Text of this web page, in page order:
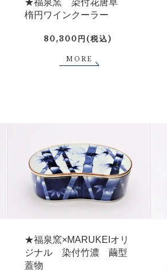
★福泉窯 染付花唐草
楕円ワインクーラー
80,300円(税込)
MORE
★福泉窯×MARUKEIオリ
ジナル 染付竹濃 繭型
蓋物